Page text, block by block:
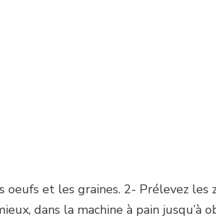
et les graines. 2- Prélevez
dans la machine à pain jusqu’à